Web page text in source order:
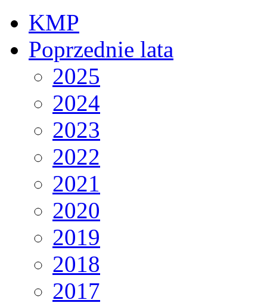
KMP
Poprzednie lata
2025
2024
2023
2022
2021
2020
2019
2018
2017